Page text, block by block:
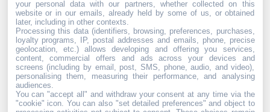
Robert
94520 Périgny-
sur-Yerres
Partenaires web : Mdose
your personal data with our partners, whether collected on this
website or in our emails, already held by some of us, or obtained
later, including in other contexts.
Processing this data (identifiers, browsing, preferences, purchases,
loyalty programs, IP, postal addresses and emails, phone, precise
geolocation, etc.) allows developing and offering you services,
content, commercial offers and ads across your devices and
screens (including by email, post, SMS, phone, audio, and video),
personalising them, measuring their performance, and analysing
audiences.
You can "accept all" and withdraw your consent at any time via the
"cookie" icon . You can also "set detailed preferences" and object to